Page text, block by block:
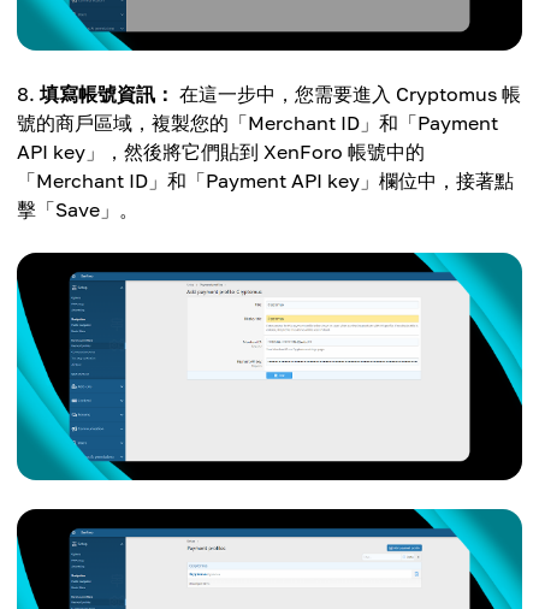
填寫帳號資訊： 在這一步中，您需要進入 Cryptomus 帳
號的商戶區域，複製您的「Merchant ID」和「Payment
API key」，然後將它們貼到 XenForo 帳號中的
「Merchant ID」和「Payment API key」欄位中，接著點
擊「Save」。